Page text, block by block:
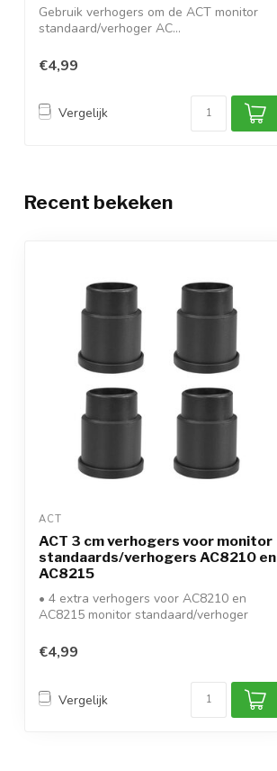
Gebruik verhogers om de ACT monitor
standaard/verhoger AC...
€4,99
Vergelijk
Recent bekeken
ACT
ACT 3 cm verhogers voor monitor
standaards/verhogers AC8210 en
AC8215
• 4 extra verhogers voor AC8210 en
AC8215 monitor standaard/verhoger
€4,99
Vergelijk